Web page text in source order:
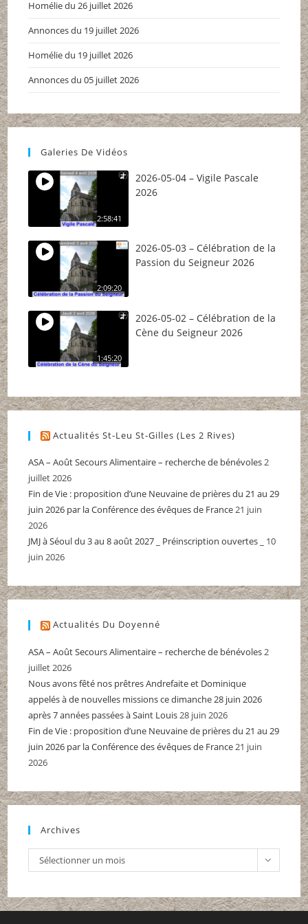
Homélie du 26 juillet 2026
Annonces du 19 juillet 2026
Homélie du 19 juillet 2026
Annonces du 05 juillet 2026
Galeries De Vidéos
2:58:41
2026-05-04 – Vigile Pascale
2026
2:09:20
2026-05-03 – Célébration de la
Passion du Seigneur 2026
1:45:20
2026-05-02 – Célébration de la
Cène du Seigneur 2026
Actualités St-Leu St-Gilles (Les 2 Rives)
ASA – Août Secours Alimentaire – recherche de bénévoles2
juillet 2026
Fin de Vie : proposition d’une Neuvaine de prières du 21 au 29
juin 2026 par la Conférence des évêques de France21 juin
2026
JMJ à Séoul du 3 au 8 août 2027 _ Préinscription ouvertes _
10
juin 2026
Actualités Du Doyenné
ASA – Août Secours Alimentaire – recherche de bénévoles2
juillet 2026
Nous avons fêté nos prêtres Andrefaite et Dominique
appelés à de nouvelles missions ce dimanche 28 juin 2026
après 7 années passées à Saint Louis28 juin 2026
Fin de Vie : proposition d’une Neuvaine de prières du 21 au 29
juin 2026 par la Conférence des évêques de France21 juin
2026
Archives
Archives
Sélectionner un mois